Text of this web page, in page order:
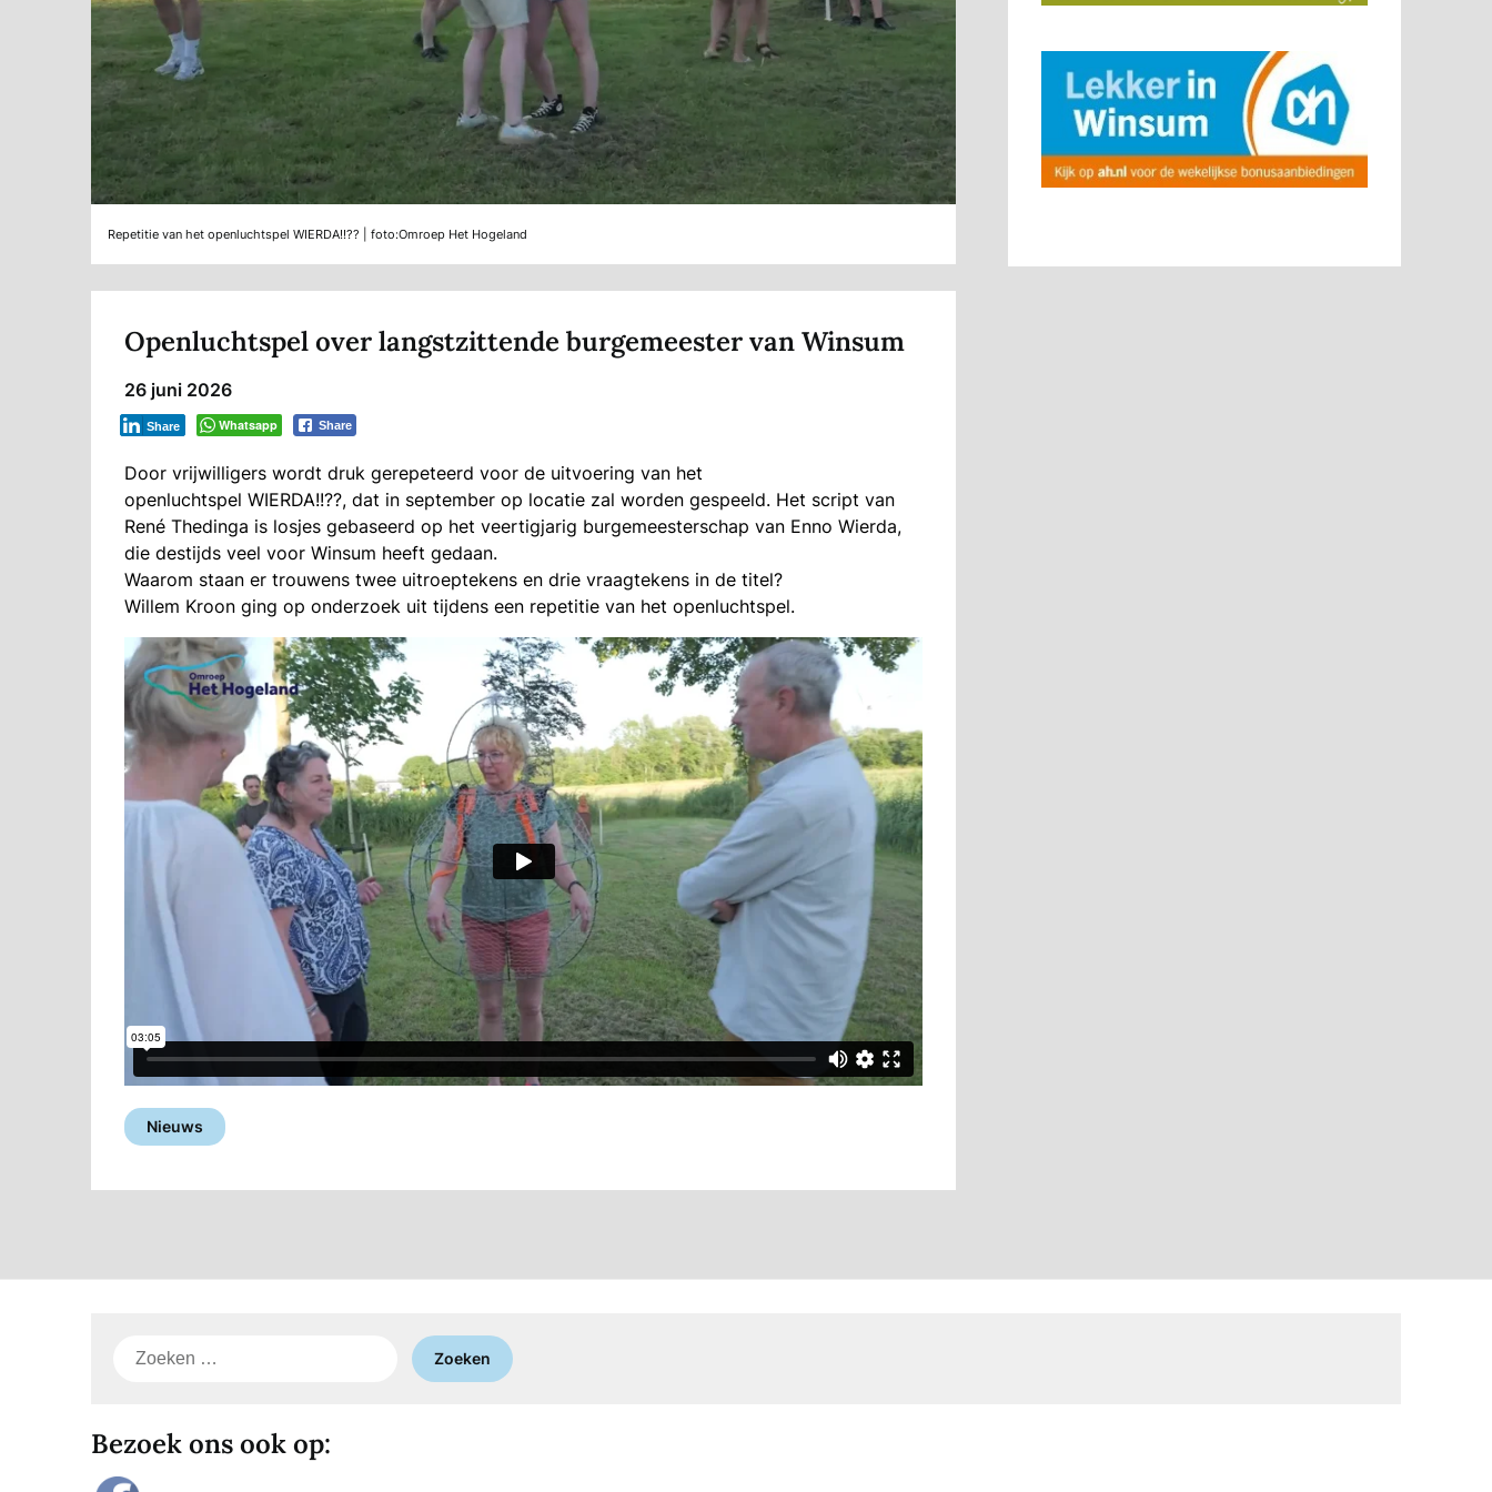
Repetitie van het openluchtspel WIERDA!!?? | foto:Omroep Het Hogeland
Openluchtspel over langstzittende burgemeester van Winsum
26 juni 2026
Whatsapp Share
Share
Door vrijwilligers wordt druk gerepeteerd voor de uitvoering van het
openluchtspel WIERDA!!??, dat in september op locatie zal worden gespeeld. Het script van
René Thedinga is losjes gebaseerd op het veertigjarig burgemeesterschap van Enno Wierda,
die destijds veel voor Winsum heeft gedaan.
Waarom staan er trouwens twee uitroeptekens en drie vraagtekens in de titel?
Willem Kroon ging op onderzoek uit tijdens een repetitie van het openluchtspel.
Nieuws
Zoeken
Bezoek ons ook op: